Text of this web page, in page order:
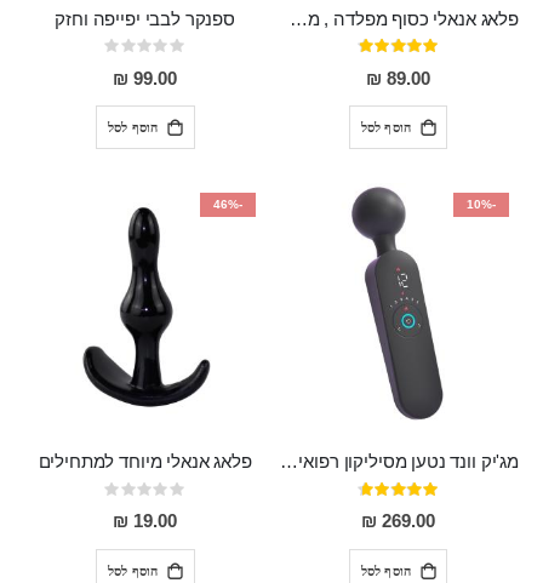
פלאג אנאלי כסוף מפלדה , מתאים ללבישה מתחת לבגדים, בגודל 7.3 על 2.8 ס"מ
דירוג:
97%
89.00 ₪
הוסף לסל
ספנקר לבבי יפייפה וחזק
Rating:
0%
99.00 ₪
הוסף לסל
-10%
מג'יק וונד נטען מסיליקון רפואי חזק בעל 12 מצבי רטט ו6 מהירויות שונות ROMI
דירוג:
93%
269.00 ₪
הוסף לסל
-46%
פלאג אנאלי מיוחד למתחילים
Rating:
0%
19.00 ₪
הוסף לסל